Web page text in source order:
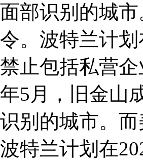
面部识别的城
令。波特兰计
禁止包括私营
年5月，旧金山
识别的城市。
波特兰计划在